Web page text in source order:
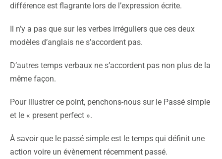
différence est flagrante lors de l’expression écrite.
Il n’y a pas que sur les verbes irréguliers que ces deux
modèles d’anglais ne s’accordent pas.
D’autres temps verbaux ne s’accordent pas non plus de la
même façon.
Pour illustrer ce point, penchons-nous sur le Passé simple
et le « present perfect ».
À savoir que le passé simple est le temps qui définit une
action voire un évènement récemment passé.